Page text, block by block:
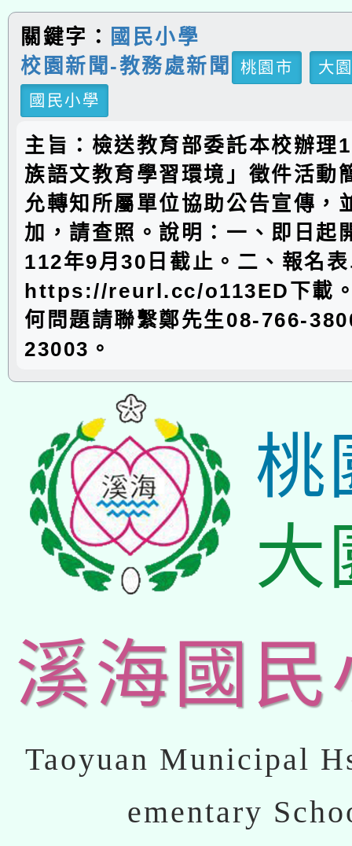
關鍵字：
國民小學
校園新聞-教務處新聞
桃園市
大
國民小學
主旨：檢送教育部委託本校辦理
族語文教育學習環境」徵件活動
允轉知所屬單位協助公告宣傳，
加，請查照。說明：一、即日起
112年9月30日截止。二、報名
https://reurl.cc/o113ED下載
何問題請聯繫鄭先生08-766-
23003。
桃
大
溪海國民
Taoyuan Municipal
ementary